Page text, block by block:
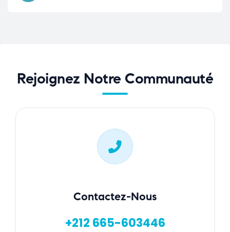
Rejoignez Notre Communauté
Contactez-Nous
+212 665-603446